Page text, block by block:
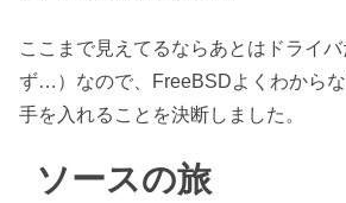
ここまで見えてるならあとはドライ
ず…）なので、FreeBSDよくわから
手を入れることを決断しました。
ソースの旅